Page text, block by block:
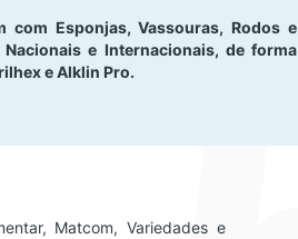
Esponjas, Vassouras, Rodos
e Internacionais, de
e Alklin Pro.
Matcom, Variedades e